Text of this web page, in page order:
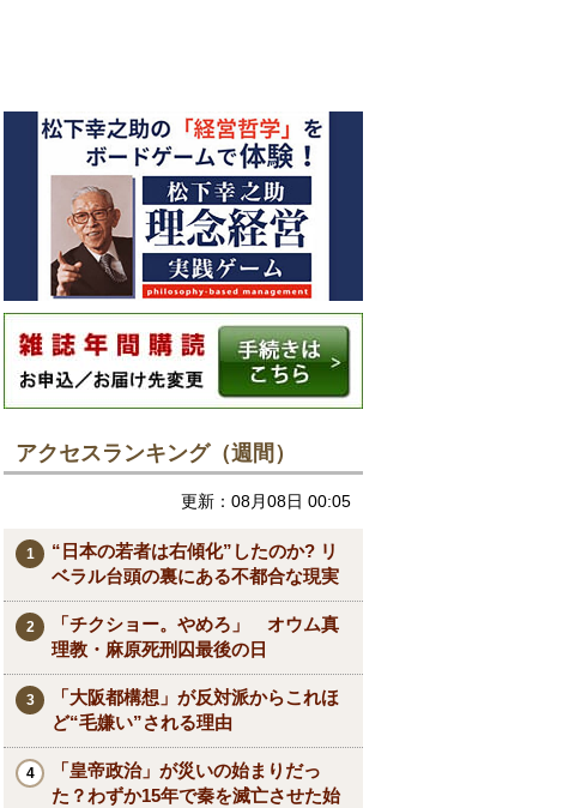
アクセスランキング（週間）
更新：08月08日 00:05
“日本の若者は右傾化”したのか? リ
ベラル台頭の裏にある不都合な現実
「チクショー。やめろ」 オウム真
理教・麻原死刑囚最後の日
「大阪都構想」が反対派からこれほ
ど“毛嫌い”される理由
「皇帝政治」が災いの始まりだっ
た？わずか15年で秦を滅亡させた始